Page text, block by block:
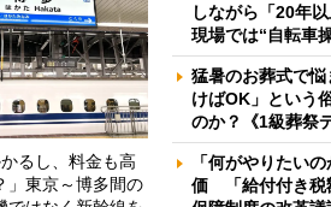
かるし、料金も高
」東京～博多間の
しながら「20年
現場では“自転車
猛暑のお葬式で
けばOK」という
のか？《1級葬祭
「何がやりたい
価 「給付付き税